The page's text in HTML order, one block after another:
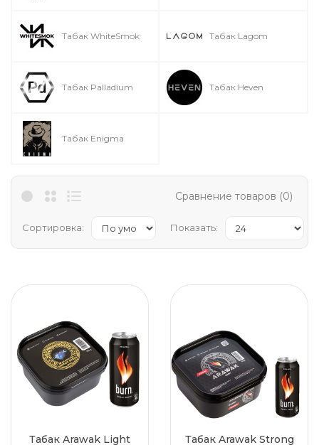
Табак WhiteSmok Табак Lagom
Табак Palladium Табак Heven
Табак Enigma
Сравнение товаров (0)
Сортировка: Показать:
Табак Arawak Light
Табак Arawak Strong